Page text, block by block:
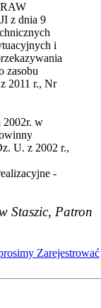
z dnia 9
i
zasobu
2011 r., Nr
w
U. z 2002 r.,
-
Staszic, Patron
Zarejestrować